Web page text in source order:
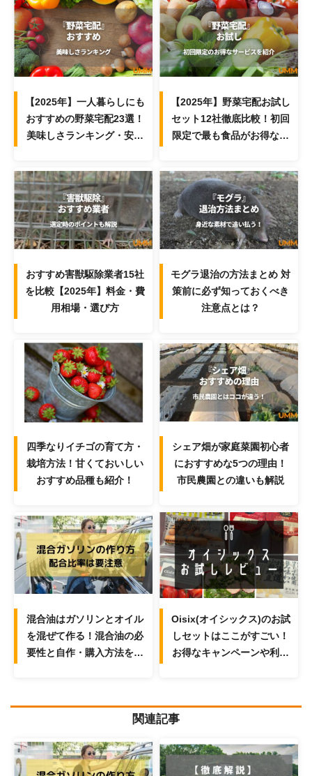
【2025年】一人暮らしにも
おすすめの野菜宅配23選！
美味しさランキング・安い
【2025年】野菜宅配お試し
セット12社徹底比較！初回
限定で最も食品がお得なサ
おすすめ害獣駆除業者15社
を比較【2025年】料金・費
用相場・選び方
モグラ退治の方法まとめ 対
策前に必ず知っておくべき
注意点とは？
四季なりイチゴの育て方・
栽培方法！甘くておいしい
おすすめ品種も紹介！
シェア畑が家庭菜園初心者
におすすめな5つの理由！
市民農園との違いも解説
混合油はガソリンとオイル
を混ぜて作る！混合油の必
要性と自作・購入方法を解
Oisix(オイシックス)のお試
しセットはここがすごい！
お得なキャンペーンや利用
関連記事